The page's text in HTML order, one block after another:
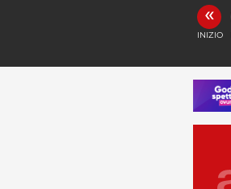
«
INIZIO